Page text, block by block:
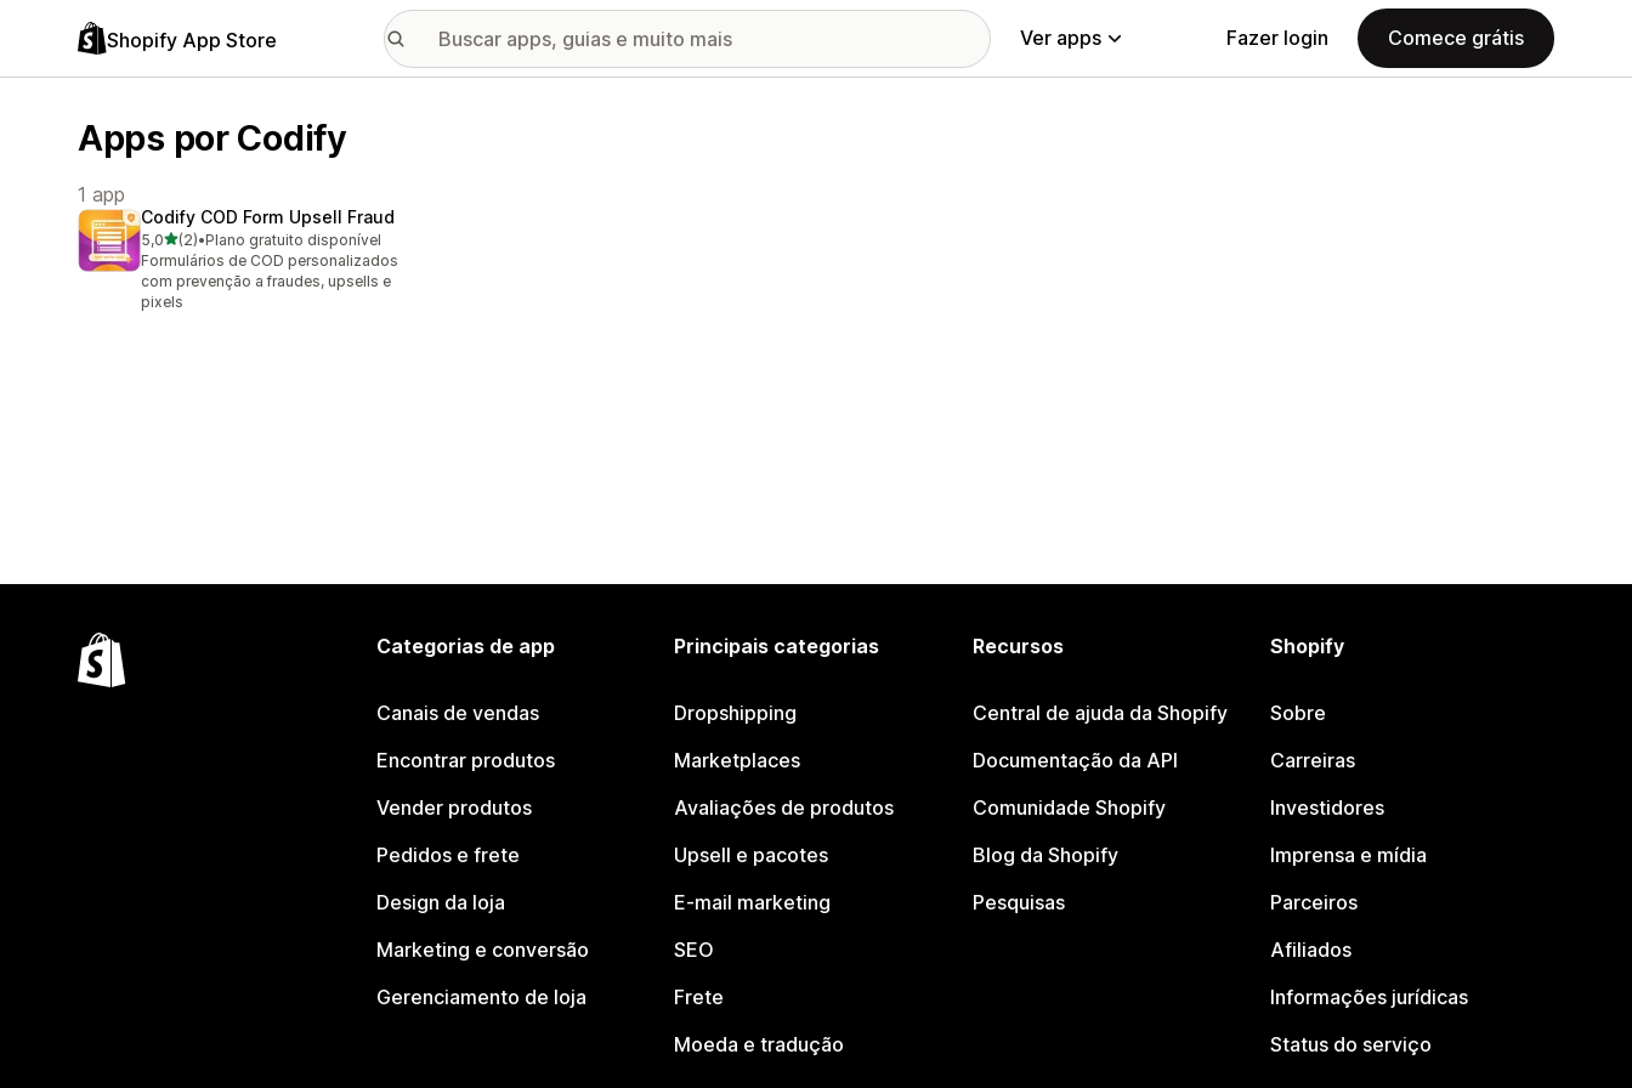
Shopify App Store Ver apps Fazer login Comece grátis
Apps por Codify
1 app
Codify COD Form Upsell Fraud
5,0de 5 estrelas
(2)
2 avaliações ao todo
•Plano gratuito disponível
Formulários de COD personalizados
com prevenção a fraudes, upsells e
pixels
Categorias de app
Canais de vendas
Encontrar produtos
Vender produtos
Pedidos e frete
Design da loja
Marketing e conversão
Gerenciamento de loja
Principais categorias
Dropshipping
Marketplaces
Avaliações de produtos
Upsell e pacotes
E-mail marketing
SEO
Frete
Moeda e tradução
Recursos
Central de ajuda da Shopify
Documentação da API
Comunidade Shopify
Blog da Shopify
Pesquisas
Shopify
Sobre
Carreiras
Investidores
Imprensa e mídia
Parceiros
Afiliados
Informações jurídicas
Status do serviço